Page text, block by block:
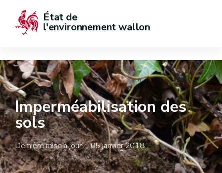
État de
l'environnement wallon
Imperméabilisation des
sols
Dernière mise à jour : 05 janvier 2018